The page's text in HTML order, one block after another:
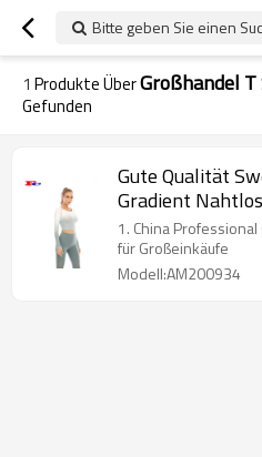
Bitte geben Sie einen
1 Produkte ÜberGroßhandel
Gefunden
Gute Qualität
Gradient
1. China
für Großeinkäufe
Modell:AM200934